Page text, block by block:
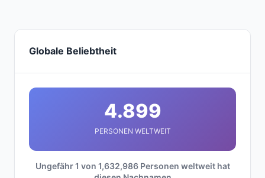
Globale Beliebtheit
4.899
PERSONEN WELTWEIT
Ungefähr 1 von 1,632,986 Personen weltweit hat